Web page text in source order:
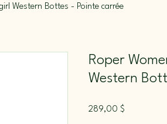
Western Bottes - Pointe carrée
Roper
Western
289,00 $